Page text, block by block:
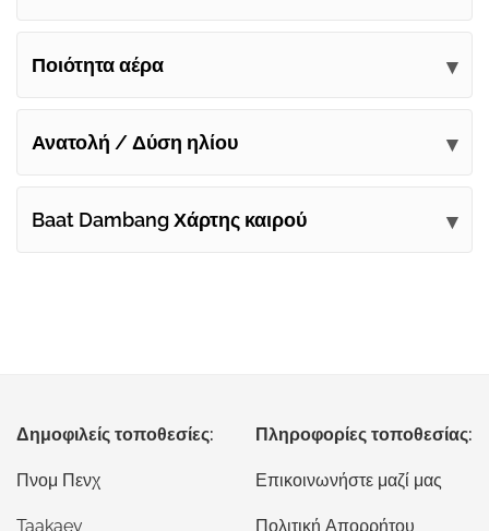
Ποιότητα αέρα
Ανατολή / Δύση ηλίου
Baat Dambang Χάρτης καιρού
Δημοφιλείς τοποθεσίες:
Πνομ Πενχ
Taakaev
Πληροφορίες τοποθεσίας:
Επικοινωνήστε μαζί μας
Πολιτική Απορρήτου